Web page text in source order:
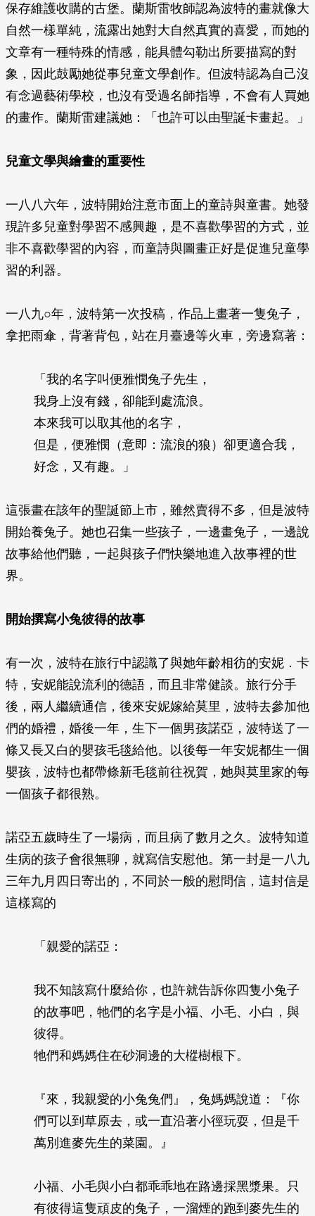
保存維護收購的古堡。蘭斯雷牧師認為波特的畫就像大
自然一樣單純，流露出她對大自然真實的喜愛，而她的
文章有一種特殊的情感，能具體勾勒出所要描寫的對
象，因此鼓勵她從事兒童文學創作。但波特認為自己沒
有念過藝術學校，也沒有受過名師指導，不會有人買她
的畫作。蘭斯雷建議她：「也許可以由聖誕卡畫起。」
兒童文學與繪畫的重要性
一八八六年，波特開始注意市面上的童詩與童書。她發
現許多兒童對學習不感興趣，是不喜歡學習的方式，並
非不喜歡學習的內容，而童詩與圖畫正好是促進兒童學
習的利器。
一八九○年，波特第一次投稿，作品上畫著一隻兔子，
拿把雨傘，背著背包，站在月臺邊等火車，旁邊寫著：
「我的名字叫便雅憫兔子先生，
我身上沒有錢，卻能到處流浪。
本來我可以取其他的名字，
但是，便雅憫（意即：流浪的狼）卻更適合我，
好念，又有趣。」
這張畫在該年的聖誕節上市，雖然賣得不多，但是波特
開始養兔子。她也召集一些孩子，一邊畫兔子，一邊說
故事給他們聽，一起與孩子們快樂地進入故事裡的世
界。
開始撰寫小兔彼得的故事
有一次，波特在旅行中認識了與她年齡相彷的安妮．卡
特，安妮能說流利的德語，而且非常健談。旅行分手
後，兩人繼續通信，後來安妮嫁給莫里，波特去參加他
們的婚禮，婚後一年，生下一個男孩諾亞，波特送了一
條又長又白的嬰孩毛毯給他。以後每一年安妮都生一個
嬰孩，波特也都帶條新毛毯前往祝賀，她與莫里家的每
一個孩子都很熟。
諾亞五歲時生了一場病，而且病了數月之久。波特知道
生病的孩子會很無聊，就寫信安慰他。第一封是一八九
三年九月四日寄出的，不同於一般的慰問信，這封信是
這樣寫的
「親愛的諾亞：
我不知該寫什麼給你，也許就告訴你四隻小兔子
的故事吧，牠們的名字是小福、小毛、小白，與
彼得。
牠們和媽媽住在砂洞邊的大樅樹根下。
『來，我親愛的小兔兔們』，兔媽媽說道：『你
們可以到草原去，或一直沿著小徑玩耍，但是千
萬別進麥先生的菜園。』
小福、小毛與小白都乖乖地在路邊採黑漿果。只
有彼得這隻頑皮的兔子，一溜煙的跑到麥先生的